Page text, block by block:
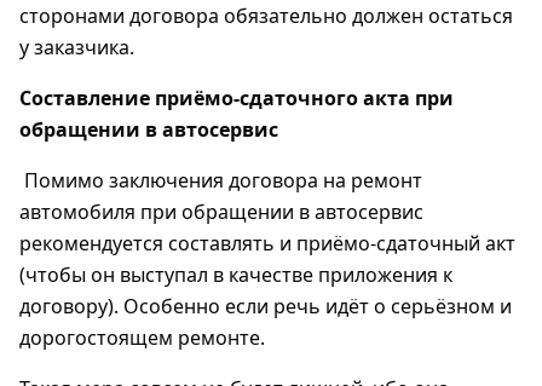
сторонами договора обязательно должен остаться
у заказчика.
Составление приёмо-сдаточного акта при
обращении в автосервис
Помимо заключения договора на ремонт
автомобиля при обращении в автосервис
рекомендуется составлять и приёмо-сдаточный акт
(чтобы он выступал в качестве приложения к
договору). Особенно если речь идёт о серьёзном и
дорогостоящем ремонте.